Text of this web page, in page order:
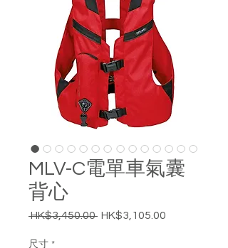
MLV-C電單車氣囊
背心
HK$3,450.00 一HK$3,105.00
尺寸 *